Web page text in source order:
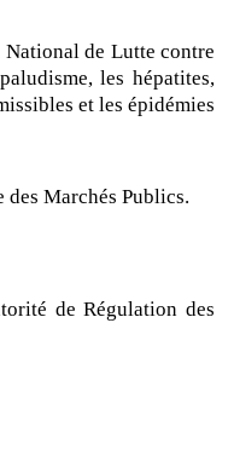
National de Lutte contre
les hépatites,
et les épidémies
Marchés Publics.
de Régulation des